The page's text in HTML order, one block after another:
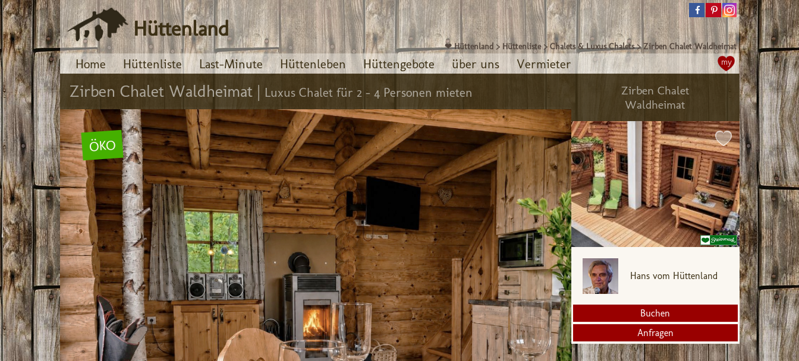
❤ Hüttenland > Hüttenliste >Chalets & Luxus Chalets >Zirben Chalet Waldheimat
Hüttenland
Home Hüttenliste Last-Minute Hüttenleben Hüttengebote über uns Vermieter my
Zirben Chalet Waldheimat | Luxus Chalet für 2 - 4 Personen mieten
ÖKO
Zirben Chalet
Waldheimat
Hans vom Hüttenland
Buchen
Anfragen